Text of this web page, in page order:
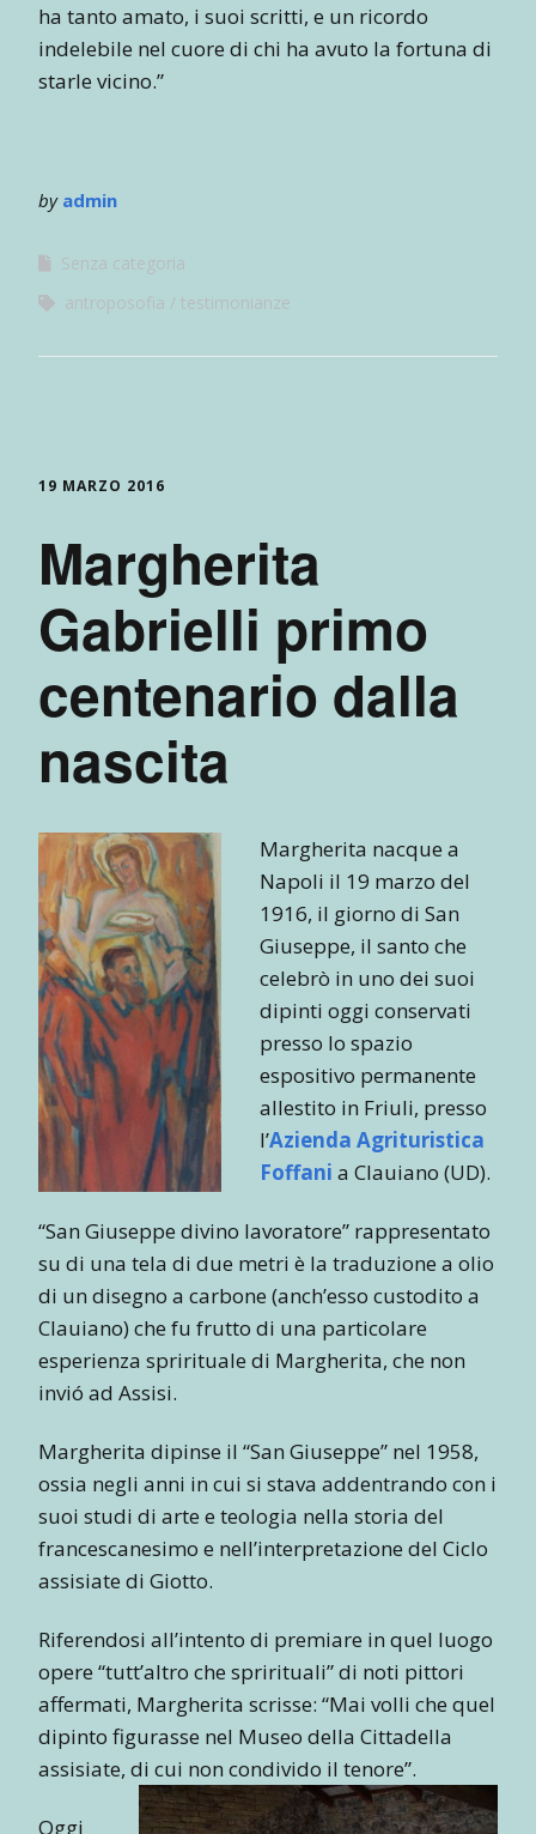
ha tanto amato, i suoi scritti, e un ricordo
indelebile nel cuore di chi ha avuto la fortuna di
starle vicino.”
by admin
Senza categoria
antroposofia
testimonianze
19 MARZO 2016
Margherita
Gabrielli primo
centenario dalla
nascita
Margherita nacque a
Napoli il 19 marzo del
1916, il giorno di San
Giuseppe, il santo che
celebrò in uno dei suoi
dipinti oggi conservati
presso lo spazio
espositivo permanente
allestito in Friuli, presso
l’Azienda Agrituristica
Foffani a Clauiano (UD).
“San Giuseppe divino lavoratore” rappresentato
su di una tela di due metri è la traduzione a olio
di un disegno a carbone (anch’esso custodito a
Clauiano) che fu frutto di una particolare
esperienza sprirituale di Margherita, che non
invió ad Assisi.
Margherita dipinse il “San Giuseppe” nel 1958,
ossia negli anni in cui si stava addentrando con i
suoi studi di arte e teologia nella storia del
francescanesimo e nell’interpretazione del Ciclo
assisiate di Giotto.
Riferendosi all’intento di premiare in quel luogo
opere “tutt’altro che sprirituali” di noti pittori
affermati, Margherita scrisse: “Mai volli che quel
dipinto figurasse nel Museo della Cittadella
assisiate, di cui non condivido il tenore”.
Oggi